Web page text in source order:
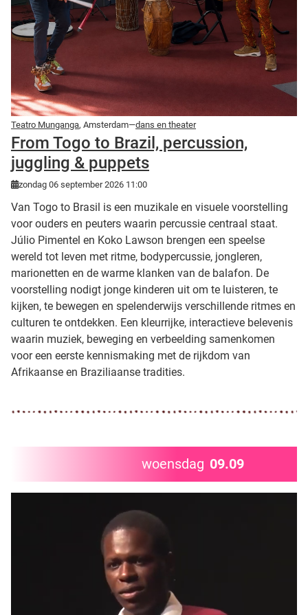
Teatro Munganga, Amsterdam—dans en theater
From Togo to Brazil, percussion,
juggling & puppets
zondag 06 september 2026 11:00
Van Togo to Brasil is een muzikale en visuele voorstelling
voor ouders en peuters waarin percussie centraal staat.
Júlio Pimentel en Koko Lawson brengen een speelse
wereld tot leven met ritme, bodypercussie, jongleren,
marionetten en de warme klanken van de balafon. De
voorstelling nodigt jonge kinderen uit om te luisteren, te
kijken, te bewegen en spelenderwijs verschillende ritmes en
culturen te ontdekken. Een kleurrijke, interactieve belevenis
waarin muziek, beweging en verbeelding samenkomen
voor een eerste kennismaking met de rijkdom van
Afrikaanse en Braziliaanse tradities.
woensdag 09.09